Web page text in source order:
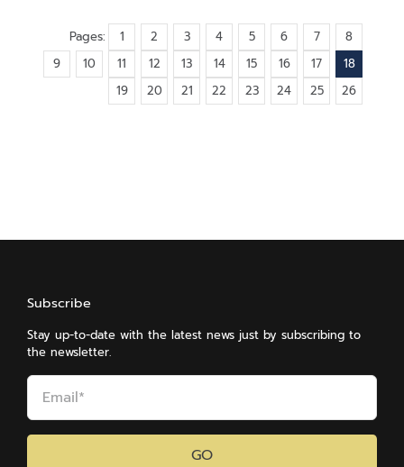
Pages: 1 2 3 4 5 6 7
8
9
10 11 12 13 14 15 16 17
18
19
20 21 22 23 24 25 26
Subscribe
Stay up-to-date with the latest news just by subscribing to
the newsletter.
GO